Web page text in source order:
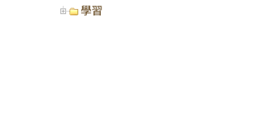
學習